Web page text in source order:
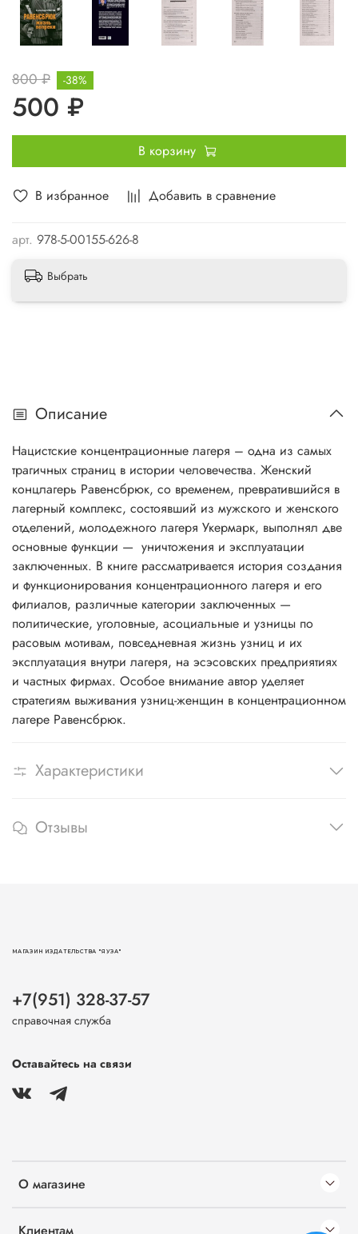
В избранное Добавить в сравнение
арт. 978-5-00155-626-8
800 ₽
500 ₽
-38%
В корзину
Выбрать
Описание
Нацистские концентрационные лагеря – одна из самых
трагичных страниц в истории человечества. Женский
концлагерь Равенсбрюк, со временем, превратившийся в
лагерный комплекс, состоявший из мужского и женского
отделений, молодежного лагеря Укермарк, выполнял две
основные функции — уничтожения и эксплуатации
заключенных. В книге рассматривается история создания
и функционирования концентрационного лагеря и его
филиалов, различные категории заключенных —
политические, уголовные, асоциальные и узницы по
расовым мотивам, повседневная жизнь узниц и их
эксплуатация внутри лагеря, на эсэсовских предприятиях
и частных фирмах. Особое внимание автор уделяет
стратегиям выживания узниц-женщин в концентрационном
лагере Равенсбрюк.
Характеристики
Отзывы
О магазине
Клиентам
МАГАЗИН ИЗДАТЕЛЬСТВА "ЯУЗА"
+7(951) 328-37-57
справочная служба
Оставайтесь на связи